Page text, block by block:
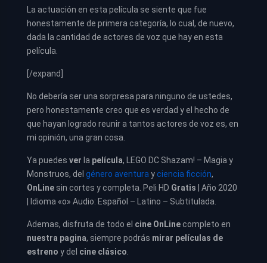
La actuación en esta película se siente que fue
honestamente de primera categoría, lo cual, de nuevo,
dada la cantidad de actores de voz que hay en esta
película.
[/expand]
No debería ser una sorpresa para ninguno de ustedes,
pero honestamente creo que es verdad y el hecho de
que hayan logrado reunir a tantos actores de voz es, en
mi opinión, una gran cosa.
Ya puedes ver la película,
LEGO DC Shazam! – Magia y
Monstruos, del género aventura yciencia ficción,
OnLine sin cortes y completa. Peli HD Gratis | Año 2020
| Idioma «o» Audio: Español – Latino – Subtitulada.
Ademas, disfruta de todo el cine OnLinecompleto en
nuestra pagina, siempre podrás mirar películas de
estreno y del cine clásico